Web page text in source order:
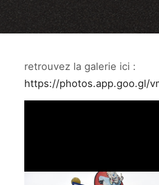
retrouvez la galerie ici :
https://photos.app.goo.gl/